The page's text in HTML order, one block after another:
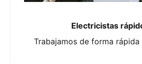
Electricistas
Trabajamos de forma rápida